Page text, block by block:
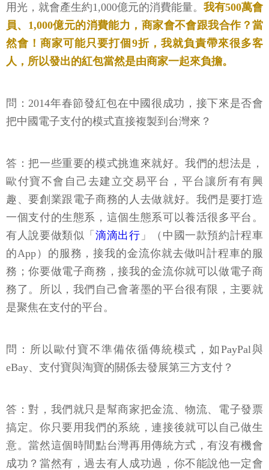
用光，就會產生約1,000億元的消費能量。 我有500萬會
員、1,000億元的消費能力，商家會不會跟我合作？當
然會！商家可能只要打個9折，我就負責帶來很多客
人，所以發出的紅包當然是由商家一起來負擔。
問：2014年春節發紅包在中國很成功，接下來是否會
把中國電子支付的模式直接複製到台灣來？
答：把一些重要的模式挑進來就好。我們的想法是，
歐付寶不會自己去建立交易平台，平台讓所有有興
趣、要創業跟電子商務的人去做就好。我們是要打造
一個支付的生態系，這個生態系可以養活很多平台。
有人說要做類似「滴滴出行 」（中國一款預約計程車
的App）的服務，接我的金流你就去做叫計程車的服
務；你要做電子商務，接我的金流你就可以做電子商
務了。所以，我們自己會著墨的平台很有限，主要就
是聚焦在支付的平台。
問：所以歐付寶不準備依循傳統模式，如PayPal與
eBay、支付寶與淘寶的關係去發展第三方支付？
答：對，我們就只是幫商家把金流、物流、電子發票
搞定。你只要用我們的系統，連接後就可以自己做生
意。當然這個時間點台灣再用傳統方式，有沒有機會
成功？當然有，過去有人成功過，你不能說他一定會